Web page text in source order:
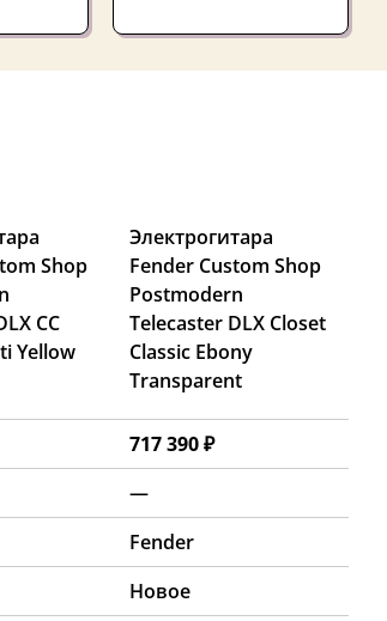
Shop
CC
Yellow
Электрогитара
Fender Custom Shop
Postmodern
Telecaster DLX Closet
Classic Ebony
Transparent
717 390 ₽
—
Fender
Новое